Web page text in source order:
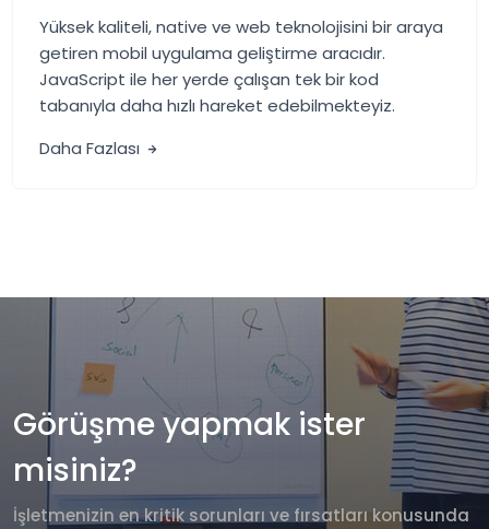
Yüksek kaliteli, native ve web teknolojisini bir araya
getiren mobil uygulama geliştirme aracıdır.
JavaScript ile her yerde çalışan tek bir kod
tabanıyla daha hızlı hareket edebilmekteyiz.
Daha Fazlası
Görüşme yapmak ister
misiniz?
İşletmenizin en kritik sorunları ve fırsatları konusunda